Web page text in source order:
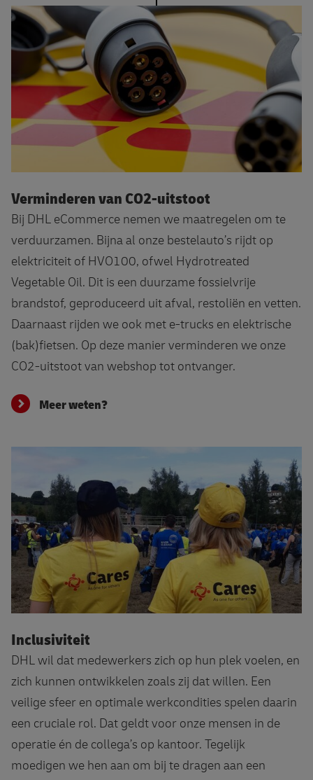
Verminderen van CO2-uitstoot
Bij DHL eCommerce nemen we maatregelen om te
verduurzamen. Bijna al onze bestelauto’s rijdt op
elektriciteit of HVO100, ofwel Hydrotreated
Vegetable Oil. Dit is een duurzame fossielvrije
brandstof, geproduceerd uit afval, restoliën en vetten.
Daarnaast rijden we ook met e-trucks en elektrische
(bak)fietsen. Op deze manier verminderen we onze
CO2-uitstoot van webshop tot ontvanger.
Meer weten?
Inclusiviteit
DHL wil dat medewerkers zich op hun plek voelen, en
zich kunnen ontwikkelen zoals zij dat willen. Een
veilige sfeer en optimale werkcondities spelen daarin
een cruciale rol. Dat geldt voor onze mensen in de
operatie én de collega’s op kantoor. Tegelijk
moedigen we hen aan om bij te dragen aan een